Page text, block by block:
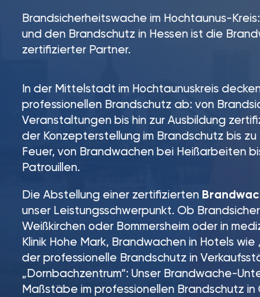
Brandsicherheitswache im Hochtaunus-
und den Brandschutz in Hessen ist die
zertifizierter Partner.
In der Mittelstadt im Hochtaunuskreis
professionellen Brandschutz ab: von
Veranstaltungen bis hin zur Ausbildung
der Konzepterstellung im Brandschutz bis
Feuer, von Brandwachen bei Heißarbeiten
Patrouillen.
Die Abstellung einer zertifizierten
unser Leistungsschwerpunkt. Ob
Weißkirchen oder Bommersheim oder in
Klinik Hohe Mark, Brandwachen in Hotels wie
der professionelle Brandschutz in
„Dornbachzentrum“: Unser Brandwache-
Maßstäbe im professionellen Brandschutz in